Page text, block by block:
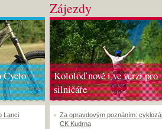
Cyclo
Lanci
Zájezdy
Kololoď nově i ve verzi pro
silničáře
Za opravdovým poznáním:
CK Kudrna